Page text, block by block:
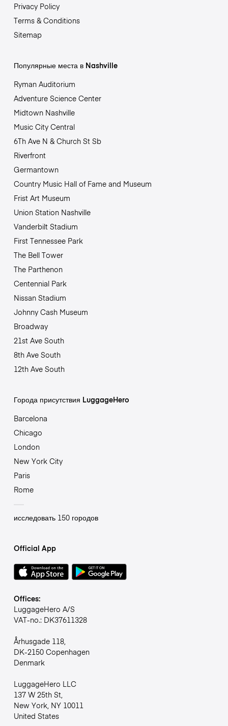
Privacy Policy
Terms & Conditions
Sitemap
Популярные места в Nashville
Ryman Auditorium
Adventure Science Center
Midtown Nashville
Music City Central
6Th Ave N & Church St Sb
Riverfront
Germantown
Country Music Hall of Fame and Museum
Frist Art Museum
Union Station Nashville
Vanderbilt Stadium
First Tennessee Park
The Bell Tower
The Parthenon
Centennial Park
Nissan Stadium
Johnny Cash Museum
Broadway
21st Ave South
8th Ave South
12th Ave South
Города присутствия LuggageHero
Barcelona
Chicago
London
New York City
Paris
Rome
исследовать 150 городов
Official App
Offices:
LuggageHero A/S
VAT-no.: DK37611328
Århusgade 118,
DK-2150 Copenhagen
Denmark
LuggageHero LLC
137 W 25th St,
New York, NY 10011
United States